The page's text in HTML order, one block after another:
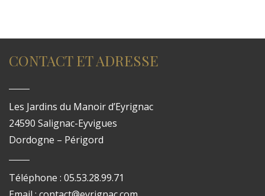
CONTACT ET ADRESSE
Les Jardins du Manoir d’Eyrignac
24590 Salignac-Eyvigues
Dordogne – Périgord
Téléphone : 05.53.28.99.71